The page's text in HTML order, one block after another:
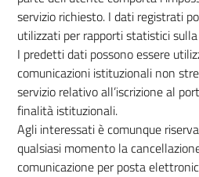
servizio richiesto. I dati registrati
utilizzati per rapporti statistici
I predetti dati possono essere
comunicazioni istituzionali non
servizio relativo all’iscrizione al
finalità istituzionali.
Agli interessati è comunque
qualsiasi momento la
comunicazione per posta